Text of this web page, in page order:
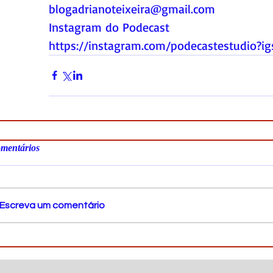
blogadrianoteixeira@gmail.com
Instagram do Podecast
https://instagram.com/
Escreva um comentário